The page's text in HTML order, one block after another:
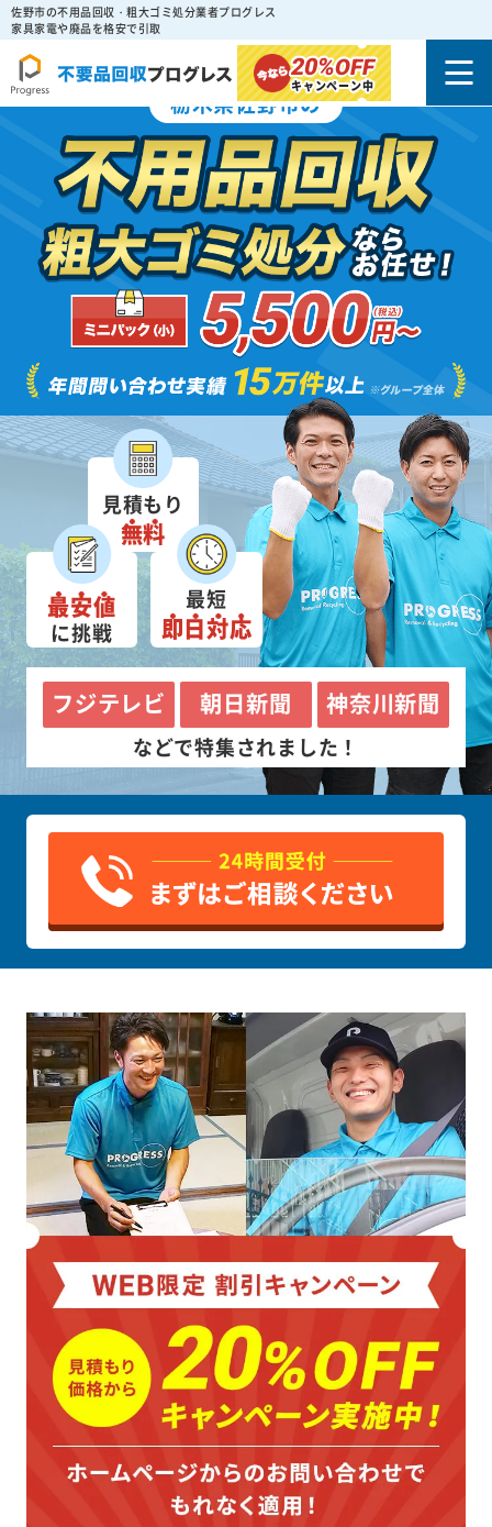
佐野市の不用品回収・粗大ゴミ処分業者プログレス
家具家電や廃品を格安で引取
20%OFF
キャンペーン中
栃木県佐野市の
見積もり
無料
最安値
に挑戦
最短
即日対応
フジテレビ 朝日新聞 神奈川新聞
などで特集されました！